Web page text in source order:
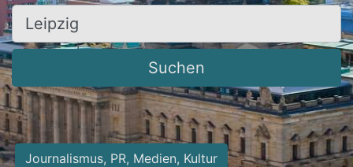
Ort, Stadt
Suchen
Journalismus, PR, Medien, Kultur